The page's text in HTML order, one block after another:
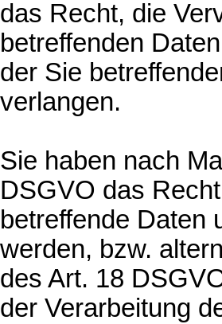
das Recht, die
betreffenden
der Sie
verlangen.
Sie haben nach
DSGVO das
betreffende Daten
werden, bzw.
des Art. 18
der Verarbeitung